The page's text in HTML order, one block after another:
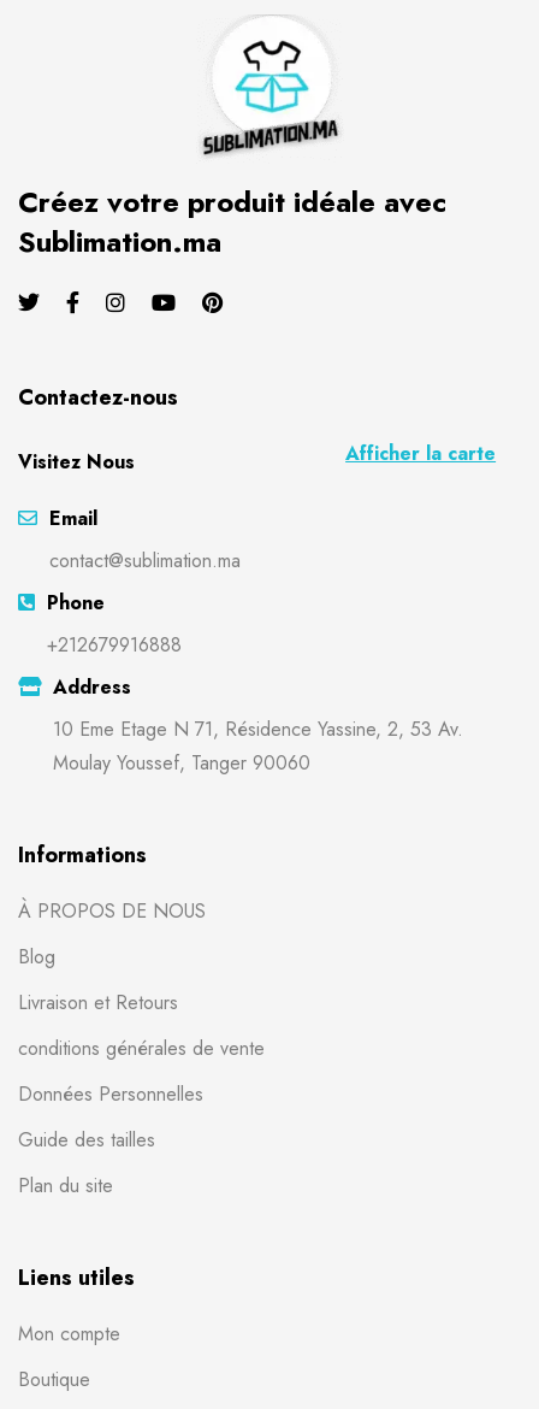
Créez votre produit idéale avec
Sublimation.ma
Contactez-nous
Visitez Nous Afficher la carte
Email
contact@sublimation.ma
Phone
+212679916888
Address
10 Eme Etage N 71, Résidence Yassine, 2, 53 Av.
Moulay Youssef, Tanger 90060
Informations
À PROPOS DE NOUS
Blog
Livraison et Retours
conditions générales de vente
Données Personnelles
Guide des tailles
Plan du site
Liens utiles
Mon compte
Boutique